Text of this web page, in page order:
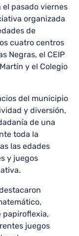
el pasado viernes
organizada
de
cuatro centros
Negras, el CEIP
y el Colegio
del municipio
y diversión,
de una
toda la
las edades
y juegos
papiroflexia,
juegos